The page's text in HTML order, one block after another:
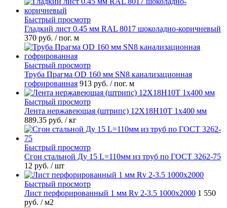
Быстрый просмотр
Гладкий лист 0.45 мм RAL 8017 шоколадно-коричневый
370 руб. / пог. м
Быстрый просмотр
Труба Прагма OD 160 мм SN8 канализационная
гофрированная 913 руб. / пог. м
Быстрый просмотр
Лента нержавеющая (штрипс) 12Х18Н10Т 1х400 мм
889.35 руб. / кг
Быстрый просмотр
Сгон стальной Ду 15 L=110мм из труб по ГОСТ 3262-75
12 руб. / шт
Быстрый просмотр
Лист перфорированный 1 мм Rv 2-3.5 1000х2000 1 550
руб. / м2